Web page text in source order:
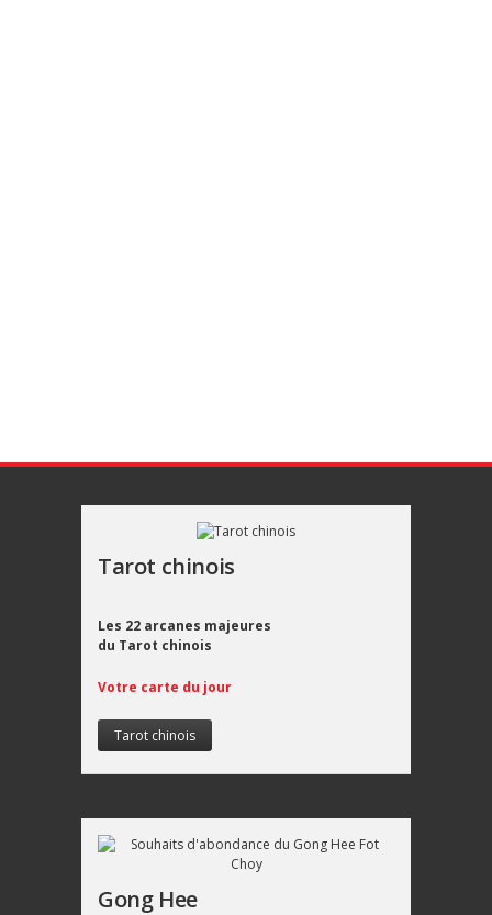
Tarot chinois
Les 22 arcanes majeures
du Tarot chinois
Votre carte du jour
Tarot chinois
Gong Hee